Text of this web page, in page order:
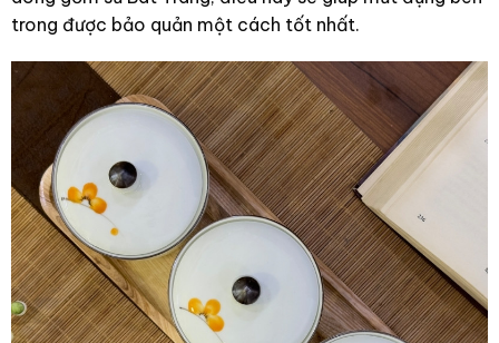
trong được bảo quản một cách tốt nhất.